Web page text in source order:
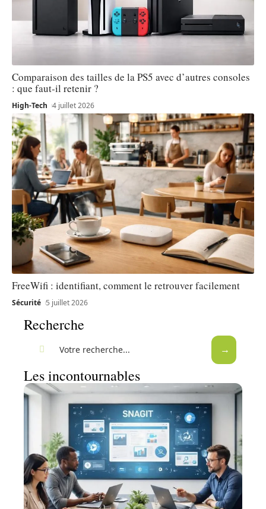
Comparaison des tailles de la PS5 avec d’autres consoles
: que faut-il retenir ?
High-Tech 4 juillet 2026
FreeWifi : identifiant, comment le retrouver facilement
Sécurité 5 juillet 2026
Recherche
Les incontournables